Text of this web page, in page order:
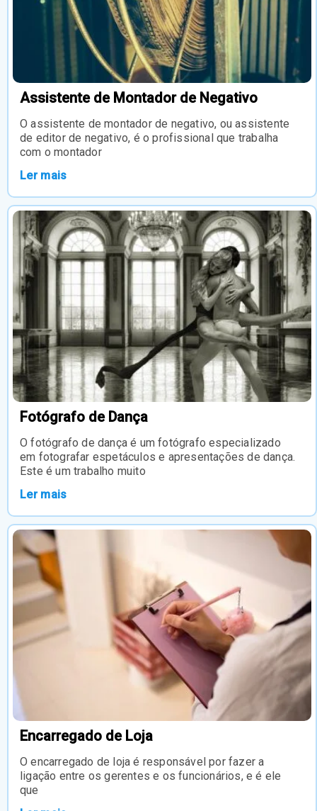
Assistente de Montador de Negativo
O assistente de montador de negativo, ou assistente
de editor de negativo, é o profissional que trabalha
com o montador
Ler mais
Fotógrafo de Dança
O fotógrafo de dança é um fotógrafo especializado
em fotografar espetáculos e apresentações de dança.
Este é um trabalho muito
Ler mais
Encarregado de Loja
O encarregado de loja é responsável por fazer a
ligação entre os gerentes e os funcionários, e é ele
que